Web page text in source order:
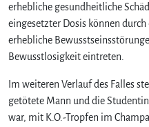
erhebliche gesundheitliche
eingesetzter Dosis können
erhebliche
Bewusstlosigkeit eintreten.
Im weiteren Verlauf des Falles
getötete Mann und die
war, mit K.O.-Tropfen im